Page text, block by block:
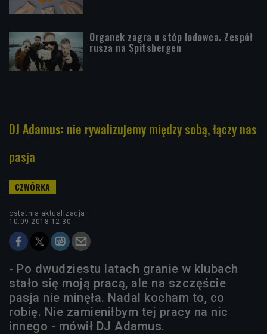
Organek zagra u stóp lodowca. Zespół
rusza na Spitsbergen
DJ Adamus: nie rywalizujemy między sobą, łączy nas
pasja
ostatnia aktualizacja:
10.09.2018 12:30
- Po dwudziestu latach granie w klubach
stało się moją pracą, ale na szczęście
pasja nie minęła. Nadal kocham to, co
robię. Nie zamieniłbym tej pracy na nic
innego - mówił DJ Adamus.